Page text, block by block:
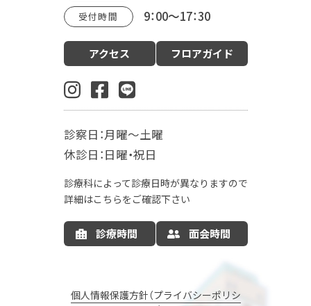
診療案内
婦人科・更年期外来
肛門外科
麻酔科
お産の入院について
お部屋について
お食事について
LDR
MFICU
新生児センター
出産の流れ
出産方法
里帰り出産
病院情報の公開 産後ケア
マタニティサポート
受付時間 9：00～17：30
アクセス フロアガイド
診察日：月曜～土曜
休診日：日曜・祝日
診療科によって診療日時が異なりますので
詳細はこちらをご確認下さい
診療時間 面会時間
個人情報保護方針（プライバシーポリシ